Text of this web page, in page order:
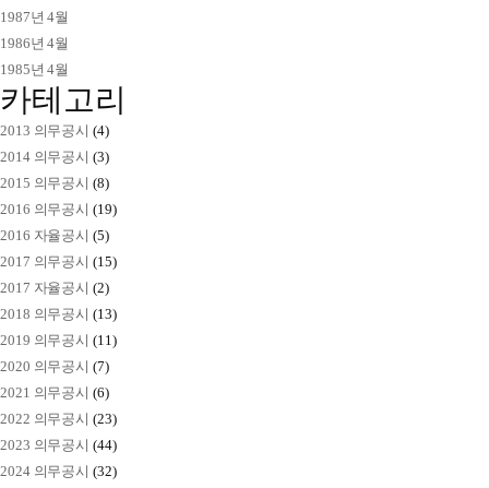
1987년 4월
1986년 4월
1985년 4월
카테고리
2013 의무공시 (4)
2014 의무공시 (3)
2015 의무공시 (8)
2016 의무공시 (19)
2016 자율공시 (5)
2017 의무공시 (15)
2017 자율공시 (2)
2018 의무공시 (13)
2019 의무공시 (11)
2020 의무공시 (7)
2021 의무공시 (6)
2022 의무공시 (23)
2023 의무공시 (44)
2024 의무공시 (32)